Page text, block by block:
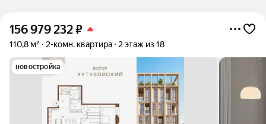
156 979 232₽
110,8 м² 2-комн. квартира 2 этаж из 18
новостройка